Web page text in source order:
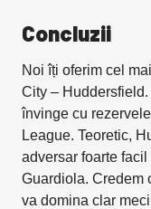
Concluzii
Noi îți oferim cel
City –
învinge cu
League. Teoretic,
adversar foarte
Guardiola. Credem
va domina clar